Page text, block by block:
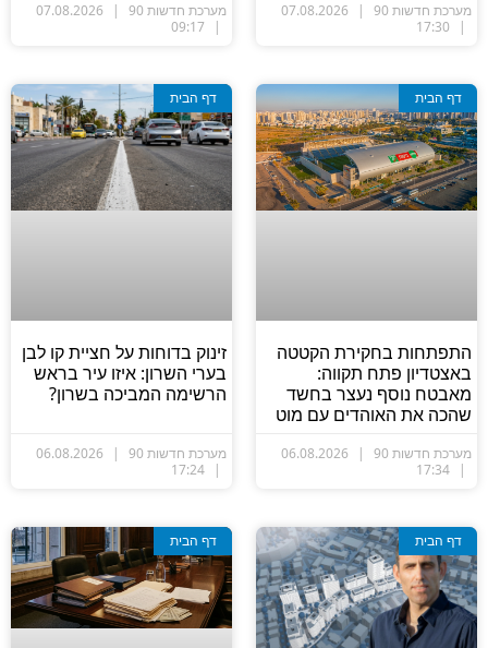
מערכת חדשות 90 מערכת חדשות 90
דף הבית
התפתחות בחקירת הקטטה
באצטדיון פתח תקווה:
מאבטח נוסף נעצר בחשד
שהכה את האוהדים עם מוט
מערכת חדשות 90
דף הבית
זינוק בדוחות על חציית קו לבן
בערי השרון: איזו עיר בראש
הרשימה המביכה בשרון?
מערכת חדשות 90
דף הבית דף הבית